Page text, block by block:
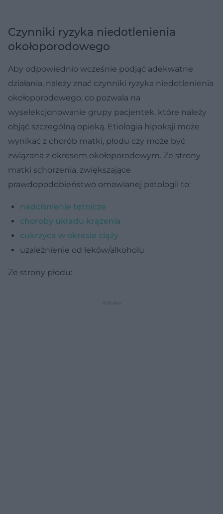
Czynniki ryzyka niedotlenienia
okołoporodowego
Aby odpowiednio wcześnie podjąć adekwatne
działania, należy znać czynniki ryzyka niedotlenienia
okołoporodowego, co pozwala na
wyselekcjonowanie grupy pacjentek, które należy
objąć szczególną opieką. Etiologia hipoksji może
wynikać z chorób matki, płodu czy może być
związana z okresem okołoporodowym. Ze strony
matki schorzenia, zwiększające
prawdopodobieństwo omawianej patologii to:
nadciśnienie tętnicze
choroby układu krążenia
cukrzyca w okresie ciąży
uzależnienie od leków/alkoholu
Ze strony płodu: